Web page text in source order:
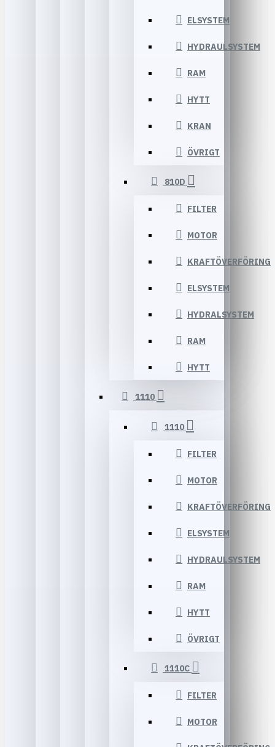
ELSYSTEM
HYDRAULSYSTEM
RAM
HYTT
KRAN
ÖVRIGT
810D
FILTER
MOTOR
KRAFTÖVERFÖRING
ELSYSTEM
HYDRALSYSTEM
RAM
HYTT
1110
1110
FILTER
MOTOR
KRAFTÖVERFÖRING
ELSYSTEM
HYDRAULSYSTEM
RAM
HYTT
ÖVRIGT
1110C
FILTER
MOTOR